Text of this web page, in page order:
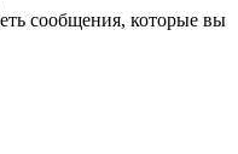
сообщения, которые вы